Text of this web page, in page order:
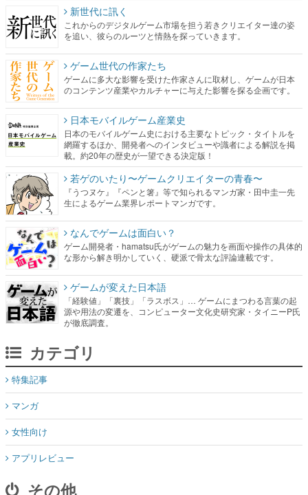
新世代に訊く
これからのデジタルゲーム市場を担う若きクリエイター達の姿
を追い、彼らのルーツと情熱を探っていきます。
ゲーム世代の作家たち
ゲームに多大な影響を受けた作家さんに取材し、ゲームが日本
のコンテンツ産業やカルチャーに与えた影響を探る企画です。
日本モバイルゲーム産業史
日本のモバイルゲーム史における主要なトピック・タイトルを
網羅するほか、開発者へのインタビューや識者による解説を掲
載。約20年の歴史が一望できる決定版！
若ゲのいたり〜ゲームクリエイターの青春〜
『うつヌケ』『ペンと箸』等で知られるマンガ家・田中圭一先
生によるゲーム業界レポートマンガです。
なんでゲームは面白い？
ゲーム開発者・hamatsu氏がゲームの魅力を画面や操作の具体的
な形から解き明かしていく、硬派で骨太な評論連載です。
ゲームが変えた日本語
「経験値」「裏技」「ラスボス」… ゲームにまつわる言葉の起
源や用法の変遷を、コンピューター文化史研究家・タイニーP氏
が徹底調査。
カテゴリ
特集記事
マンガ
女性向け
アプリレビュー
その他